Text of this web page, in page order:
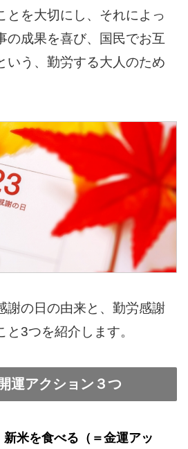
とを大切にし、それによっ
の成果を喜び、国民でお互
いう、勤労する大人のため
謝の日の由来と、勤労感謝
と3つを紹介します。
運アクション３つ
新米を食べる（＝金運アッ